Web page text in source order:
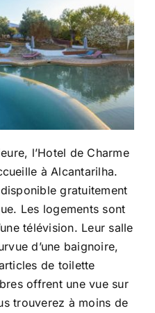
l’Hotel de Charme
à Alcantarilha.
gratuitement
Les logements sont
télévision. Leur salle
d’une baignoire,
de toilette
offrent une vue sur
trouverez à moins de